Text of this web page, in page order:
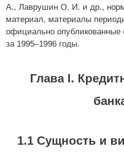
А., Лаврушин О. И. и др.,
материал, материалы
официально опубликованные
за 1995–1996 годы.
Глава I.
1.1 Сущность и